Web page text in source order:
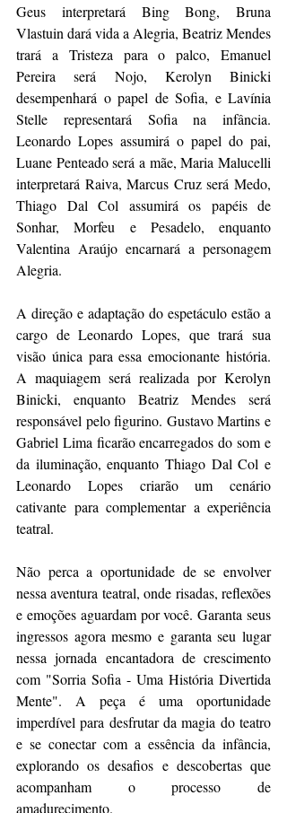
Geus interpretará Bing Bong, Bruna
Vlastuin dará vida a Alegria, Beatriz Mendes
trará a Tristeza para o palco, Emanuel
Pereira será Nojo, Kerolyn Binicki
desempenhará o papel de Sofia, e Lavínia
Stelle representará Sofia na infância.
Leonardo Lopes assumirá o papel do pai,
Luane Penteado será a mãe, Maria Malucelli
interpretará Raiva, Marcus Cruz será Medo,
Thiago Dal Col assumirá os papéis de
Sonhar, Morfeu e Pesadelo, enquanto
Valentina Araújo encarnará a personagem
Alegria.
A direção e adaptação do espetáculo estão a
cargo de Leonardo Lopes, que trará sua
visão única para essa emocionante história.
A maquiagem será realizada por Kerolyn
Binicki, enquanto Beatriz Mendes será
responsável pelo figurino. Gustavo Martins e
Gabriel Lima ficarão encarregados do som e
da iluminação, enquanto Thiago Dal Col e
Leonardo Lopes criarão um cenário
cativante para complementar a experiência
teatral.
Não perca a oportunidade de se envolver
nessa aventura teatral, onde risadas, reflexões
e emoções aguardam por você. Garanta seus
ingressos agora mesmo e garanta seu lugar
nessa jornada encantadora de crescimento
com "Sorria Sofia - Uma História Divertida
Mente". A peça é uma oportunidade
imperdível para desfrutar da magia do teatro
e se conectar com a essência da infância,
explorando os desafios e descobertas que
acompanham o processo de
amadurecimento.